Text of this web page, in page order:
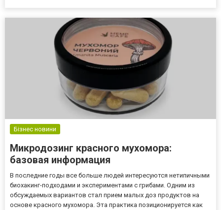
Бізнес новини
Микродозинг красного мухомора:
базовая информация
В последние годы все больше людей интересуются нетипичными
биохакинг-подходами и экспериментами с грибами. Одним из
обсуждаемых вариантов стал прием малых доз продуктов на
основе красного мухомора. Эта практика позиционируется как